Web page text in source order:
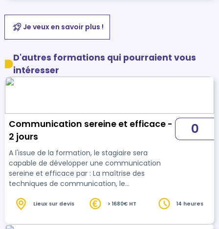
Je veux en savoir plus !
D'autres formations qui pourraient vous
intéresser
Communication sereine et efficace -
2 jours
A l'issue de la formation, le stagiaire sera
capable de développer une communication
sereine et efficace par : La maîtrise des
techniques de communication, le
relationnelles, la gestion des émotions
0
Lieux sur devis > 1680€ HT 14 heures